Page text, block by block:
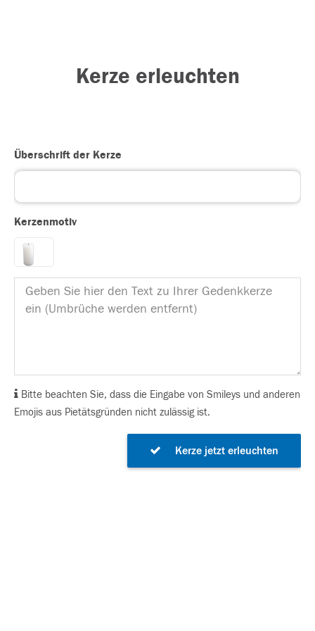
Kerze erleuchten
Überschrift der Kerze
Kerzenmotiv
Bitte beachten Sie, dass die Eingabe von Smileys und anderen
Emojis aus Pietätsgründen nicht zulässig ist.
Kerze jetzt erleuchten